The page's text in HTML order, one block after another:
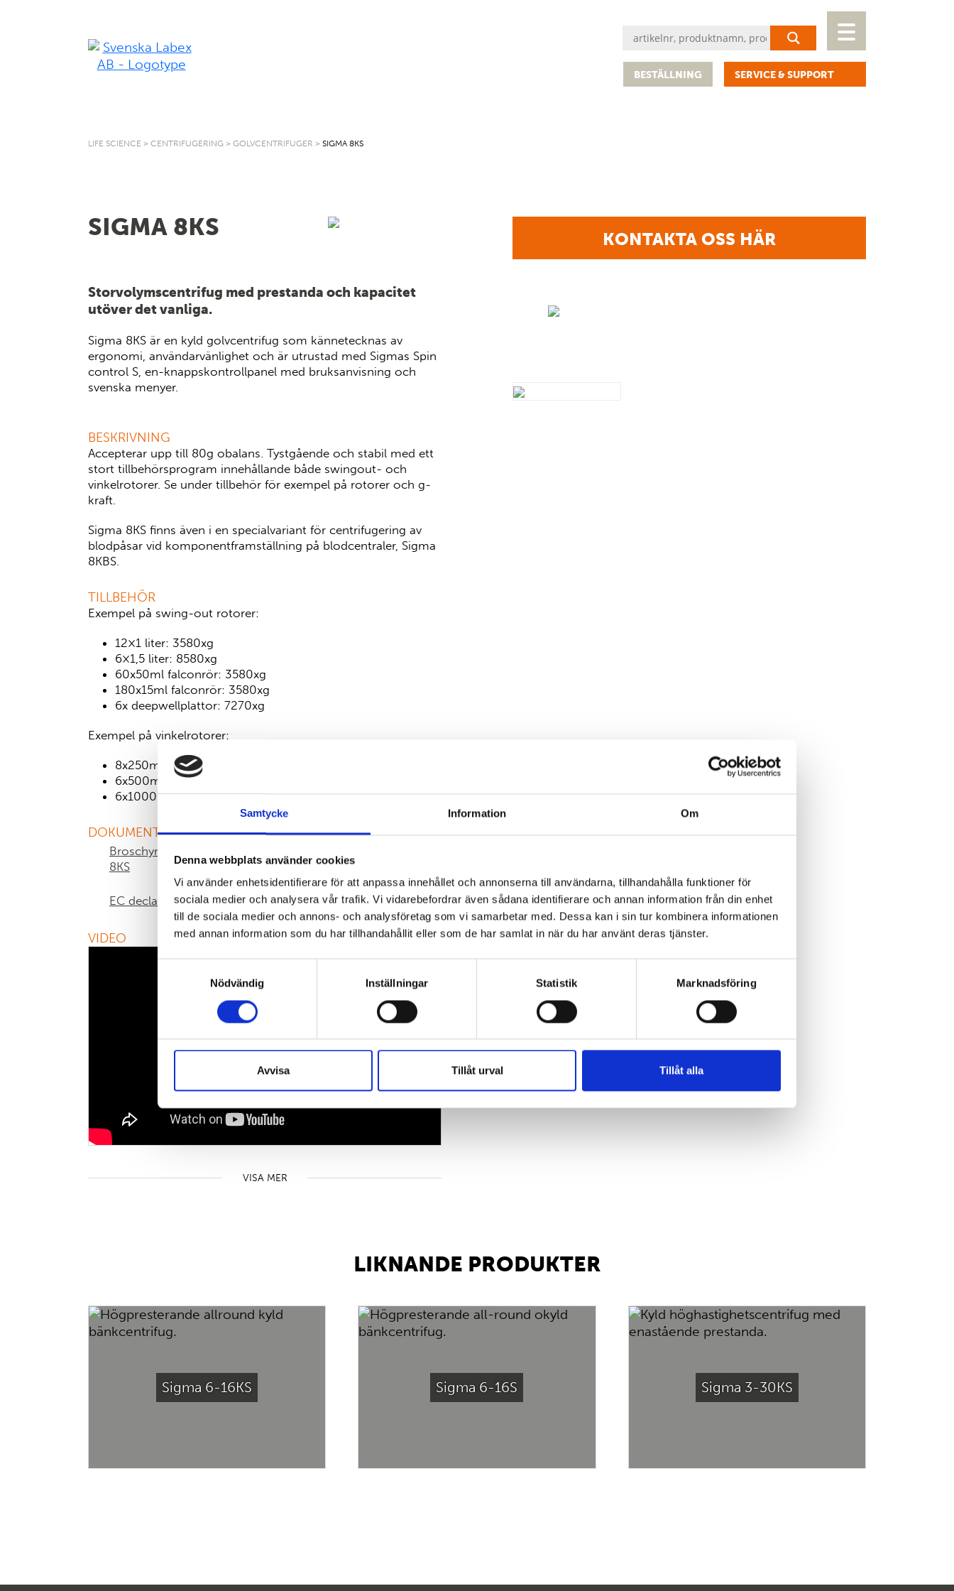
Samtycke Information Om
Denna webbplats använder cookies
Vi använder enhetsidentifierare för att anpassa innehållet och annonserna till användarna, tillhandahålla funktioner för
sociala medier och analysera vår trafik. Vi vidarebefordrar även sådana identifierare och annan information från din enhet
till de sociala medier och annons- och analysföretag som vi samarbetar med. Dessa kan i sin tur kombinera informationen
med annan information som du har tillhandahållit eller som de har samlat in när du har använt deras tjänster.
Nödvändig
Inställningar Statistik Marknadsföring
Avvisa Tillåt urval Tillåt alla
BESTÄLLNING SERVICE & SUPPORT
LIFE SCIENCE > CENTRIFUGERING > GOLVCENTRIFUGER > SIGMA 8KS
SIGMA 8KS
Storvolymscentrifug med prestanda och kapacitet
utöver det vanliga.
Sigma 8KS är en kyld golvcentrifug som kännetecknas av
ergonomi, användarvänlighet och är utrustad med Sigmas Spin
control S, en-knappskontrollpanel med bruksanvisning och
svenska menyer.
BESKRIVNING
Accepterar upp till 80g obalans. Tystgående och stabil med ett
stort tillbehörsprogram innehållande både swingout- och
vinkelrotorer. Se under tillbehör för exempel på rotorer och g-
kraft.
Sigma 8KS finns även i en specialvariant för centrifugering av
blodpåsar vid komponentframställning på blodcentraler, Sigma
8KBS.
TILLBEHÖR
Exempel på swing-out rotorer:
12×1 liter: 3580xg
6×1,5 liter: 8580xg
60x50ml falconrör: 3580xg
180x15ml falconrör: 3580xg
6x deepwellplattor: 7270xg
Exempel på vinkelrotorer:
8x250ml: 20340xg
6x500ml: 20460xg
6x1000ml:11280xg
DOKUMENTATION
Broschyr centrifug Sigma
8KS
Speed
EC declaration
VIDEO
KONTAKTA OSS HÄR
LIKNANDE PRODUKTER
Sigma 6-16KS Sigma 6-16S Sigma 3-30KS